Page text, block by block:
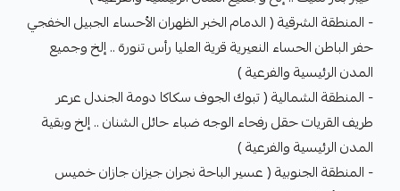
- المنطقة الشرقية ( الدمام الخبر الظهران الأحساء الجبيل الخفجي
حفر الباطن الحساء النعيرية قرية العليا رأس تنورة .. إلخ وجميع
المدن الرئيسية والفرعية )
- المنطقة الشمالية ( تبوك الجوف سكاكا دومة الجندل عرعر
طريف القريات حقل رفحاء الوجه ضباء حائل الشنان .. إلخ وبقية
المدن الرئيسية والفرعية )
- المنطقة الجنوبية ( عسير الباحة نجران جيزان جازان خميس